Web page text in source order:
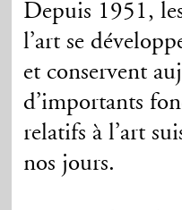
Depuis 1951,
l’art se
et conservent
d’importants
relatifs à l’art
nos jours.